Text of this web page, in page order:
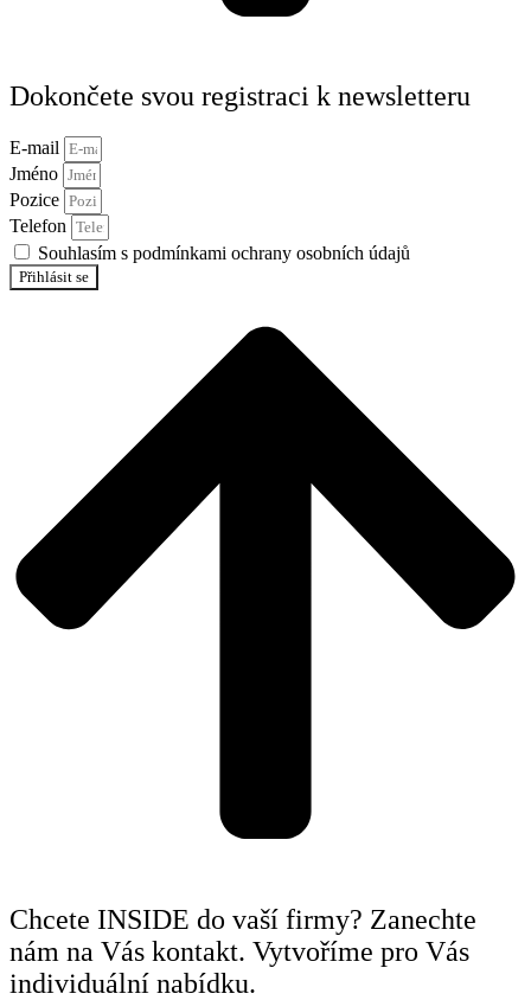
Dokončete svou registraci k newsletteru
E-mail
Jméno
Pozice
Telefon
Souhlasím s podmínkami ochrany osobních údajů
Přihlásit se
Chcete INSIDE do vaší firmy? Zanechte
nám na Vás kontakt. Vytvoříme pro Vás
individuální nabídku.